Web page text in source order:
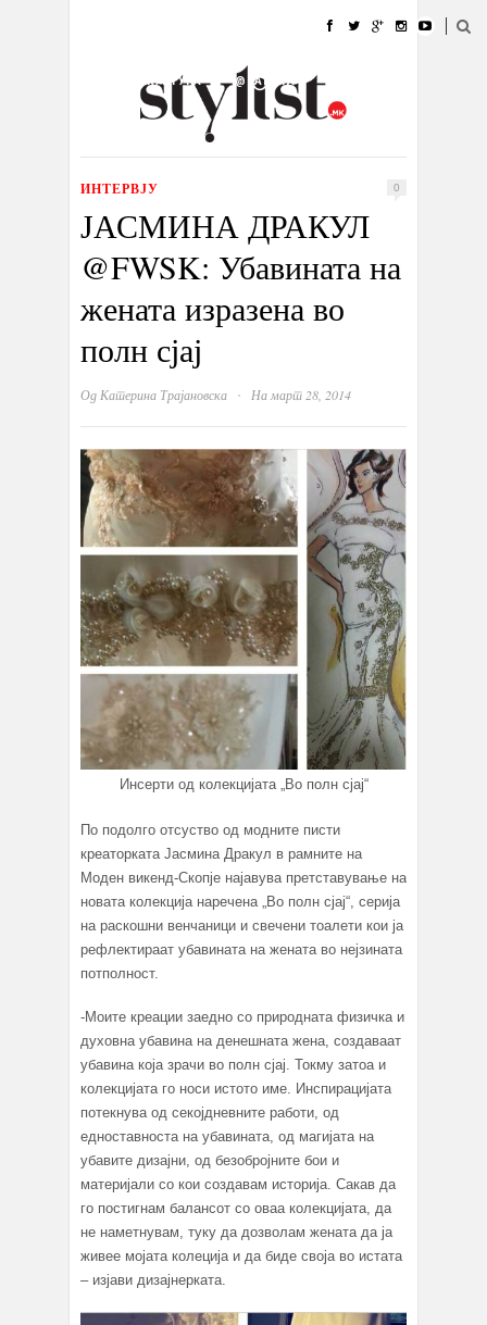
УБАВИНА
КУЛТУРА @РАБОТА
ИЗЛОГ
ИНТЕРВЈУ 0
ЈАСМИНА ДРАКУЛ
@FWSK: Убавината на
жената изразена во
полн сјај
Од Катерина Трајановска · На март 28, 2014
Инсерти од колекцијата „Во полн сјај“
По подолго отсуство од модните писти
креаторката Јасмина Дракул в рамните на
Моден викенд-Скопје најавува претставување на
новата колекција наречена „Во полн сјај“, серија
на раскошни венчаници и свечени тоалети кои ја
рефлектираат убавината на жената во нејзината
потполност.
-Моите креации заедно со природната физичка и
духовна убавина на денешната жена, создаваат
убавина која зрачи во полн сјај. Токму затоа и
колекцијата го носи истото име. Инспирацијата
потекнува од секојдневните работи, од
едноставноста на убавината, од магијата на
убавите дизајни, од безобројните бои и
материјали со кои создавам историја. Сакав да
го постигнам балансот со оваа колекцијата, да
не наметнувам, туку да дозволам жената да ја
живее мојата колеција и да биде своја во истата
– изјави дизајнерката.